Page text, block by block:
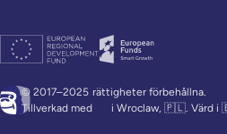
© 2017–2025 rättigheter förbehållna.
Tillverkad med
i Wroclaw, 🇵🇱. Värd i